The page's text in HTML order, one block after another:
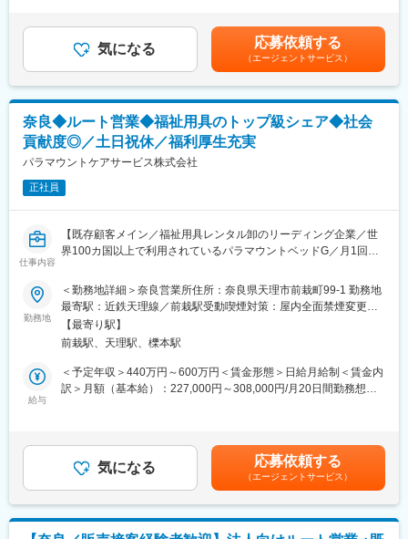
・有料老人ホーム、訪問介護／訪問看護、デイサービス、介護タ
クシー、介護員養成研修などを展開
・地域からの信頼を積み重ね、直近5年で売上高は約2.1倍
・東証プライム市場上場のセンコーグループホールディングス株
式会社100％出資の連結子会社
・大手グループの安定した経営基盤のもと、長期的に安心して働
ける環境
ケアテラス株式会社は、職員の人材育成や処遇向上等につながる
項目の基準を満たしたとして「奈良県福祉・介護事業所認証制
変更の範囲：無
・販促活動、ルート配送及び指定先への配送
・商品出荷積込みや返却品入荷の作業
・レンタルの受注手配及びそれに伴うシステム入力
2日目以降は、OJTを通じて、先輩社員の営業活動に同行しなが
ら、実務を段階的に習得していただきます。
お一人で顧客を担当いただくまでの期間は、入社からおおよそ3～
柔軟に調整いたしますので、ご安心ください。
◎お客様へ商品のみならず、商品知識・業界情報を提供すること
で良好な関係を築き、それが当社の売り上げにつながるような営
ど覚えることは多いですが、その分お客様からの信頼獲得へと繋
がり、結果として福祉用具を利用する方のお役に立てるやりがい
のある仕事です。
◎身につく福祉用具・介護業界の知識は、今後の高齢化社会での
◎当社の営業職は「人として、人のために」働く喜びがありま
す。「社会に貢献する仕事に就きたい」という志の高い方を求め
パラマウントベッドホールディングス100％出資会社です。進展
する超高齢化社会に必要不可欠な社会貢献性の高い事業を行って
おり、医療・介護に関わる全ての人が安心できる快適なヘルスケ
ア環境の創造をテーマに事業を展開しています。
します。■その他定額手当：地域手当■賞与：年2回（年4.7ヶ月分
程度予定）■昇給：年1回賃金はあくまでも目安の金額であり、選
考を通じて上下する可能性があります。月給(月額)は固定手当を含
めた表記です。
気になる 応募依頼する
（エージェントサービス）
奈良◆ルート営業◆福祉用具のトップ級シェア◆社会
貢献度◎／土日祝休／福利厚生充実
パラマウントケアサービス株式会社
正社員
仕事内容
【既存顧客メイン／福祉用具レンタル卸のリーディング企業／世
界100カ国以上で利用されているパラマウントベッドG／月1回の
■ポジション概要：
福祉用具レンタル品のご提案を行う営業です。
介護用電動ベッド・車いす・歩行器などの福祉用具を、全国7,000
程度ある介護ショップにレンタル卸をする際の営業活動をお任せ
します。
■業務内容：
・販促活動、ルート配送及び指定先への配送
・商品出荷積込みや返却品入荷の作業
・レンタルの受注手配及びそれに伴うシステム入力
入社初日は、オリエンテーションを実施いたします。
勤務地
＜勤務地詳細＞奈良営業所住所：奈良県天理市前栽町99-1 勤務地
最寄駅：近鉄天理線／前栽駅受動喫煙対策：屋内全面禁煙変更の
範囲：会社の定める事業所
【最寄り駅】
前栽駅、天理駅、櫟本駅
給与
＜予定年収＞440万円～600万円＜賃金形態＞日給月給制＜賃金内
訳＞月額（基本給）：227,000円～308,000円/月20日間勤務想定
します。■その他定額手当：地域手当■賞与：年2回（年4.7ヶ月分
程度予定）■昇給：年1回賃金はあくまでも目安の金額であり、選
考を通じて上下する可能性があります。月給(月額)は固定手当を含
めた表記です。
気になる 応募依頼する
（エージェントサービス）